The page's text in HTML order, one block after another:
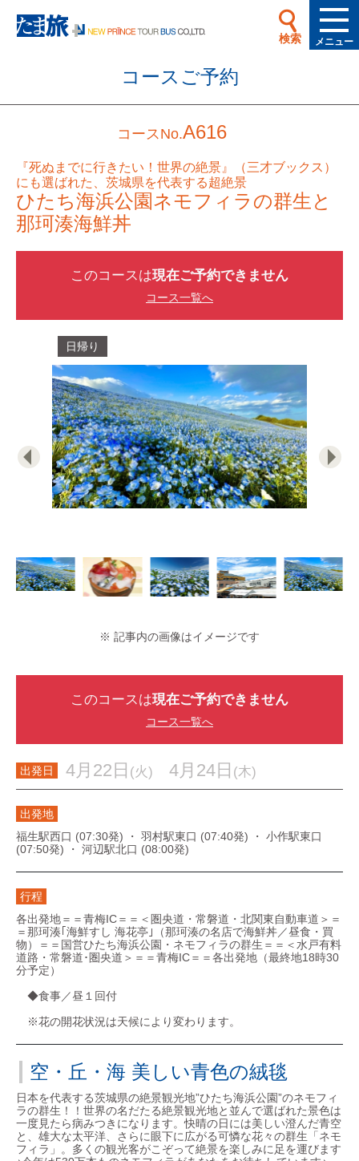
検索 メニュー
コースご予約
コースNo.A616
『死ぬまでに行きたい！世界の絶景』（三才ブックス）
にも選ばれた、茨城県を代表する超絶景
ひたち海浜公園ネモフィラの群生と
那珂湊海鮮丼
このコースは現在ご予約できません
コース一覧へ
日帰り
※ 記事内の画像はイメージです
このコースは現在ご予約できません
コース一覧へ
出発日 4月22日 (火) 4月24日 (木)
出発地
福生駅西口 (07:30発) ・ 羽村駅東口 (07:40発) ・ 小作駅東口
(07:50発) ・ 河辺駅北口 (08:00発)
行程
各出発地＝＝青梅IC＝＝＜圏央道・常磐道・北関東自動車道＞＝
＝那珂湊｢海鮮すし 海花亭｣（那珂湊の名店で海鮮丼／昼食・買
物）＝＝国営ひたち海浜公園・ネモフィラの群生＝＝＜水戸有料
道路・常磐道･圏央道＞＝＝青梅IC＝＝各出発地（最終地18時30
分予定）
◆食事／昼１回付
※花の開花状況は天候により変わります。
空・丘・海 美しい青色の絨毯
日本を代表する茨城県の絶景観光地”ひたち海浜公園”のネモフィ
ラの群生！！世界の名だたる絶景観光地と並んで選ばれた景色は
一度見たら病みつきになります。快晴の日には美しい澄んだ青空
と、雄大な太平洋、さらに眼下に広がる可憐な花々の群生「ネモ
フィラ」。多くの観光客がこぞって絶景を楽しみに足を運びます